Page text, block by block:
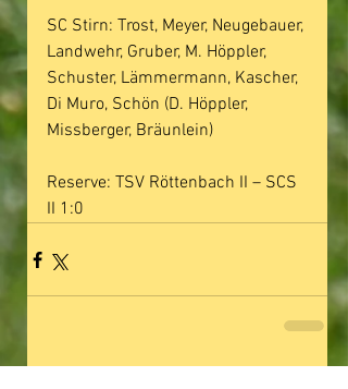
SC Stirn: Trost, Meyer, Neugebauer,
Landwehr, Gruber, M. Höppler,
Schuster, Lämmermann, Kascher,
Di Muro, Schön (D. Höppler,
Missberger, Bräunlein)
Reserve: TSV Röttenbach II – SCS
II 1:0